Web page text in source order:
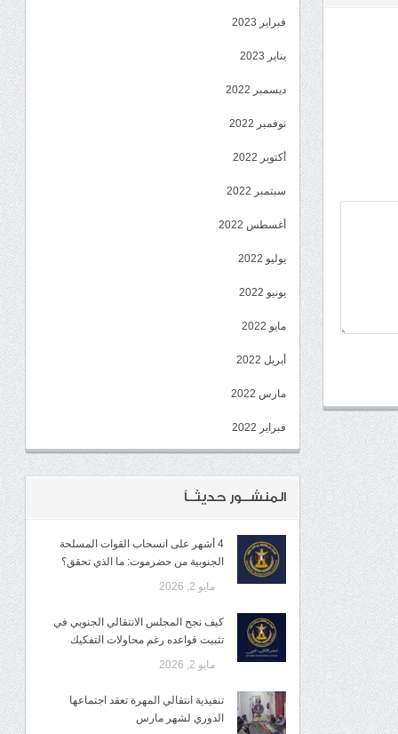
فبراير 2023
يناير 2023
ديسمبر 2022
نوفمبر 2022
أكتوبر 2022
سبتمبر 2022
أغسطس 2022
يوليو 2022
يونيو 2022
مايو 2022
أبريل 2022
مارس 2022
فبراير 2022
المنشــور حديثــاً
4 أشهر على انسحاب القوات المسلحة
الجنوبية من حضرموت: ما الذي تحقق؟
مايو 2, 2026
كيف نجح المجلس الانتقالي الجنوبي في
تثبيت قواعده رغم محاولات التفكيك
مايو 2, 2026
تنفيذية انتقالي المهرة تعقد اجتماعها
الدوري لشهر مارس